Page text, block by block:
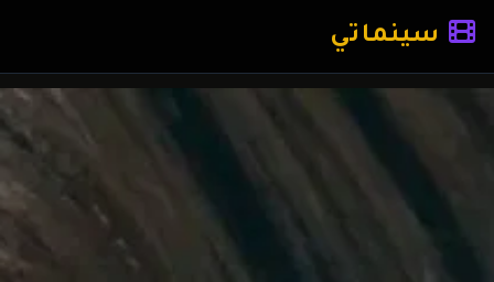
سينماتي